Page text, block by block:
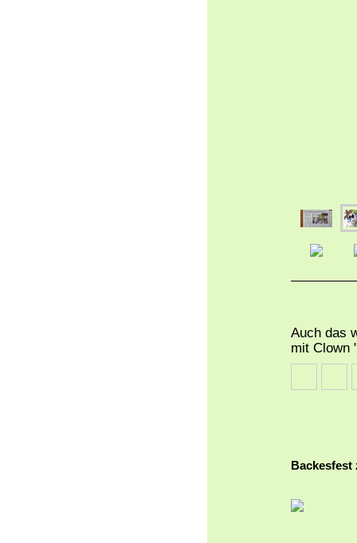
Auch das
mit Clown
Backesfest